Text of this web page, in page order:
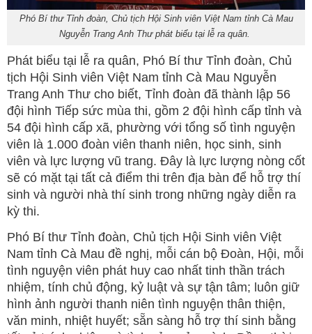
Phó Bí thư Tỉnh đoàn, Chủ tịch Hội Sinh viên Việt Nam tỉnh Cà Mau
Nguyễn Trang Anh Thư phát biểu tại lễ ra quân.
Phát biểu tại lễ ra quân, Phó Bí thư Tỉnh đoàn, Chủ
tịch Hội Sinh viên Việt Nam tỉnh Cà Mau Nguyễn
Trang Anh Thư cho biết, Tỉnh đoàn đã thành lập 56
đội hình Tiếp sức mùa thi, gồm 2 đội hình cấp tỉnh và
54 đội hình cấp xã, phường với tổng số tình nguyện
viên là 1.000 đoàn viên thanh niên, học sinh, sinh
viên và lực lượng vũ trang. Đây là lực lượng nòng cốt
sẽ có mặt tại tất cả điểm thi trên địa bàn để hỗ trợ thí
sinh và người nhà thí sinh trong những ngày diễn ra
kỳ thi.
Phó Bí thư Tỉnh đoàn, Chủ tịch Hội Sinh viên Việt
Nam tỉnh Cà Mau đề nghị, mỗi cán bộ Đoàn, Hội, mỗi
tình nguyện viên phát huy cao nhất tinh thần trách
nhiệm, tính chủ động, kỷ luật và sự tận tâm; luôn giữ
hình ảnh người thanh niên tình nguyện thân thiện,
văn minh, nhiệt huyết; sẵn sàng hỗ trợ thí sinh bằng